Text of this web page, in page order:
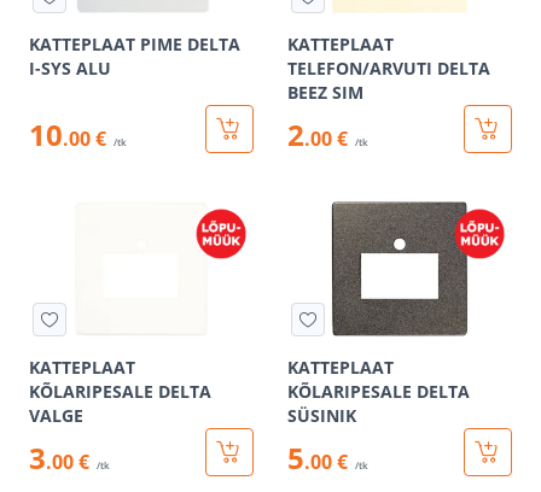
KATTEPLAAT PIME DELTA
I-SYS ALU
10.00 € /tk
KATTEPLAAT
TELEFON/ARVUTI DELTA
BEEZ SIM
2.00 € /tk
KATTEPLAAT
KÕLARIPESALE DELTA
VALGE
3.00 € /tk
KATTEPLAAT
KÕLARIPESALE DELTA
SÜSINIK
5.00 € /tk